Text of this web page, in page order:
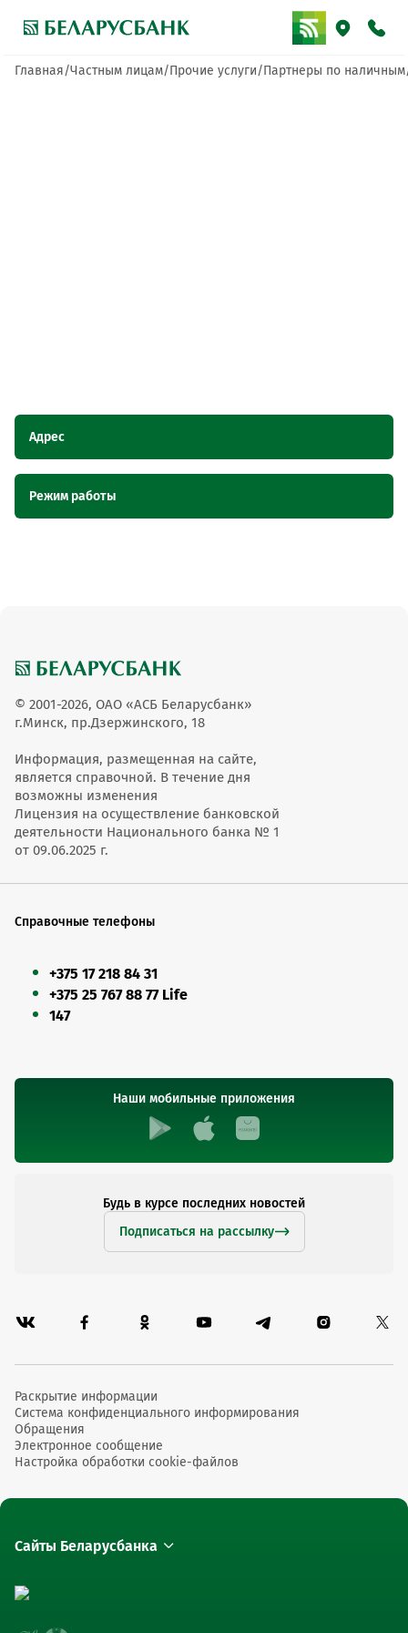
Главная Частным лицам Прочие услуги Партнеры по наличным
Адрес
обслуживания ОТС
Режим работы
© 2001-2026, ОАО «АСБ Беларусбанк»
г.Минск, пр.Дзержинского, 18
Информация, размещенная на сайте,
является справочной. В течение дня
возможны изменения
Лицензия на осуществление банковской
деятельности Национального банка № 1
от 09.06.2025 г.
Справочные телефоны
+375 17 218 84 31
+375 25 767 88 77 Life
147
Наши мобильные приложения
Будь в курсе последних новостей
Подписаться на рассылку
Раскрытие информации
Система конфиденциального информирования
Обращения
Электронное сообщение
Настройка обработки cookie-файлов
Сайты Беларусбанка